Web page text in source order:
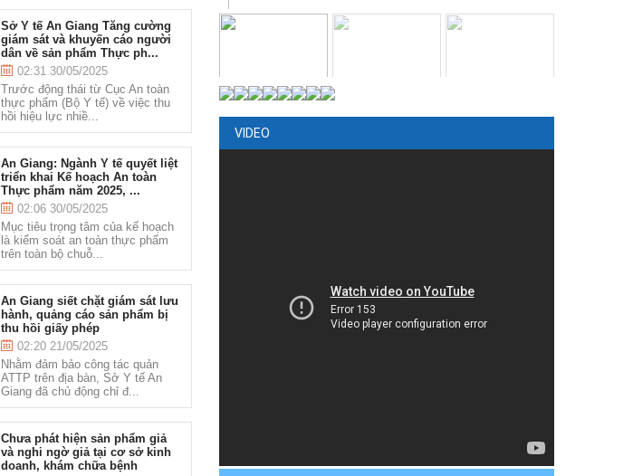
Sở Y tế An Giang Tăng cường
giám sát và khuyến cáo người
dân về sản phẩm Thực ph...
02:31 30/05/2025
Trước động thái từ Cục An toàn
thực phẩm (Bộ Y tế) về việc thu
hồi hiệu lực nhiề...
An Giang: Ngành Y tế quyết liệt
triển khai Kế hoạch An toàn
Thực phẩm năm 2025, ...
02:06 30/05/2025
Mục tiêu trọng tâm của kế hoạch
là kiểm soát an toàn thực phẩm
trên toàn bộ chuỗ...
An Giang siết chặt giám sát lưu
hành, quảng cáo sản phẩm bị
thu hồi giấy phép
02:20 21/05/2025
Nhằm đảm bảo công tác quản
ATTP trên địa bàn, Sở Y tế An
Giang đã chủ động chỉ đ...
Chưa phát hiện sản phẩm giả
và nghi ngờ giả tại cơ sở kinh
doanh, khám chữa bệnh
VIDEO